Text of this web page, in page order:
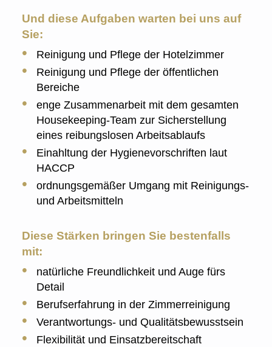
Und diese Aufgaben warten bei uns auf
Sie:
Reinigung und Pflege der Hotelzimmer
Reinigung und Pflege der öffentlichen
Bereiche
enge Zusammenarbeit mit dem gesamten
Housekeeping-Team zur Sicherstellung
eines reibungslosen Arbeitsablaufs
Einahltung der Hygienevorschriften laut
HACCP
ordnungsgemäßer Umgang mit Reinigungs-
und Arbeitsmitteln
Diese Stärken bringen Sie bestenfalls
mit:
natürliche Freundlichkeit und Auge fürs
Detail
Berufserfahrung in der Zimmerreinigung
Verantwortungs- und Qualitätsbewusstsein
Flexibilität und Einsatzbereitschaft